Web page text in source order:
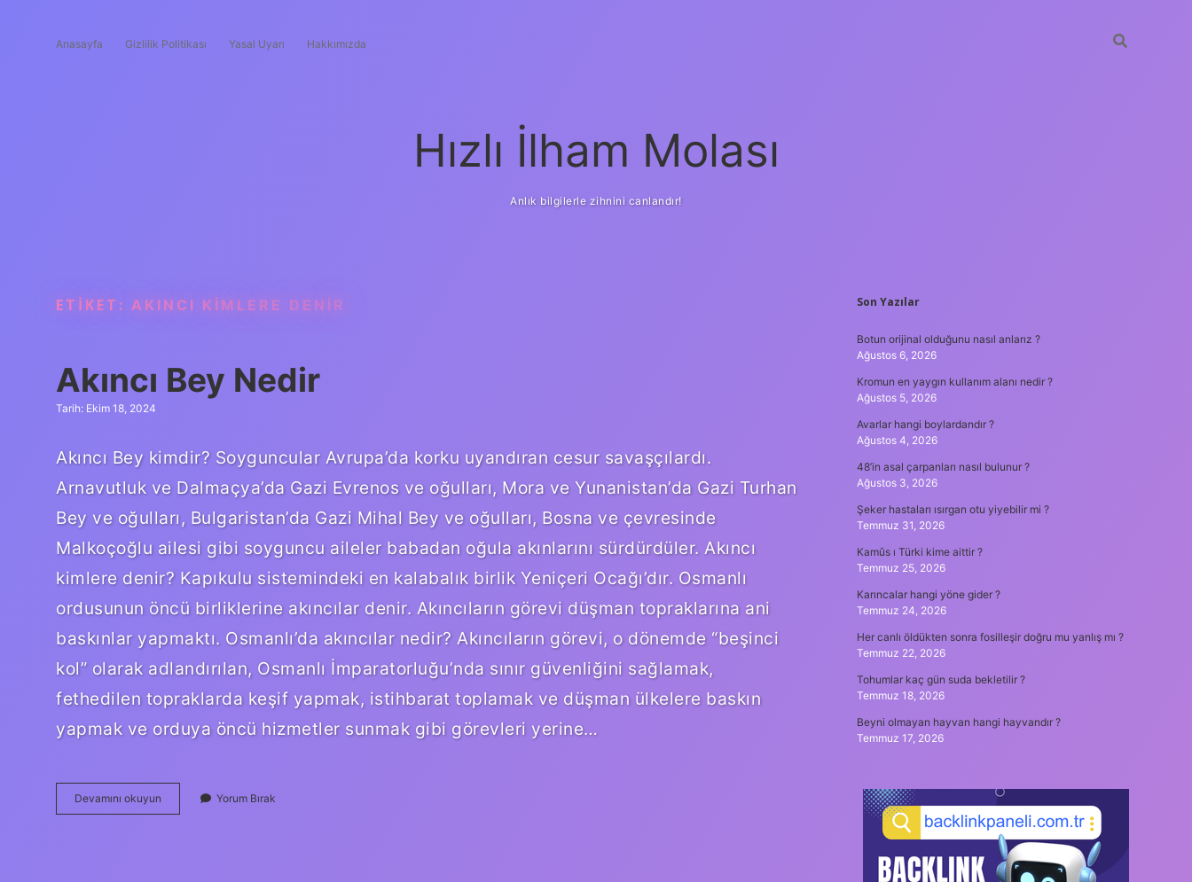
Anasayfa Gizlilik Politikası Yasal Uyarı Hakkımızda
Hızlı İlham Molası
Anlık bilgilerle zihnini canlandır!
ETIKET: AKINCI KIMLERE DENIR
Akıncı Bey Nedir
Tarih: Ekim 18, 2024
Akıncı Bey kimdir? Soyguncular Avrupa’da korku uyandıran cesur savaşçılardı.
Arnavutluk ve Dalmaçya’da Gazi Evrenos ve oğulları, Mora ve Yunanistan’da Gazi Turhan
Bey ve oğulları, Bulgaristan’da Gazi Mihal Bey ve oğulları, Bosna ve çevresinde
Malkoçoğlu ailesi gibi soyguncu aileler babadan oğula akınlarını sürdürdüler. Akıncı
kimlere denir? Kapıkulu sistemindeki en kalabalık birlik Yeniçeri Ocağı’dır. Osmanlı
ordusunun öncü birliklerine akıncılar denir. Akıncıların görevi düşman topraklarına ani
baskınlar yapmaktı. Osmanlı’da akıncılar nedir? Akıncıların görevi, o dönemde “beşinci
kol” olarak adlandırılan, Osmanlı İmparatorluğu’nda sınır güvenliğini sağlamak,
fethedilen topraklarda keşif yapmak, istihbarat toplamak ve düşman ülkelere baskın
yapmak ve orduya öncü hizmetler sunmak gibi görevleri yerine…
Devamını okuyun
Bey
Yorum Bırak
SIDEBAR
Son Yazılar
Botun orijinal olduğunu nasıl anlarız ?
Ağustos 6, 2026
Kromun en yaygın kullanım alanı nedir ?
Ağustos 5, 2026
Avarlar hangi boylardandır ?
Ağustos 4, 2026
48’in asal çarpanları nasıl bulunur ?
Ağustos 3, 2026
Şeker hastaları ısırgan otu yiyebilir mi ?
Temmuz 31, 2026
Kamûs ı Türki kime aittir ?
Temmuz 25, 2026
Karıncalar hangi yöne gider ?
Temmuz 24, 2026
Her canlı öldükten sonra fosilleşir doğru mu yanlış mı ?
Temmuz 22, 2026
Tohumlar kaç gün suda bekletilir ?
Temmuz 18, 2026
Beyni olmayan hayvan hangi hayvandır ?
Temmuz 17, 2026